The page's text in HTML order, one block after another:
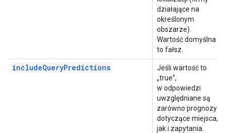
działające na
określonym
obszarze).
Wartość domyślna
to fałsz.
includeQueryPredictions
Jeśli wartość to
„true”,
w odpowiedzi
uwzględniane są
zarówno prognozy
dotyczące miejsca,
jak i zapytania.